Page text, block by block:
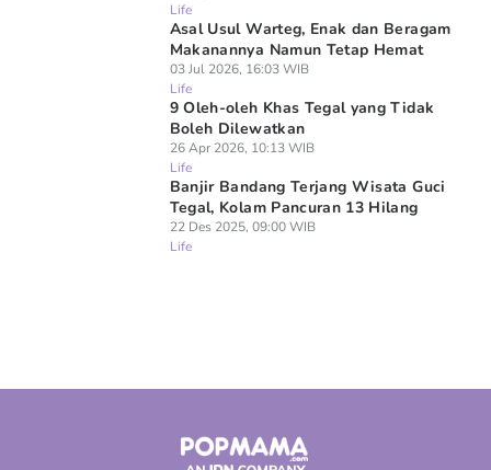
Life
Asal Usul Warteg, Enak dan Beragam
Makanannya Namun Tetap Hemat
03 Jul 2026, 16:03 WIB
Life
9 Oleh-oleh Khas Tegal yang Tidak
Boleh Dilewatkan
26 Apr 2026, 10:13 WIB
Life
Banjir Bandang Terjang Wisata Guci
Tegal, Kolam Pancuran 13 Hilang
22 Des 2025, 09:00 WIB
Life